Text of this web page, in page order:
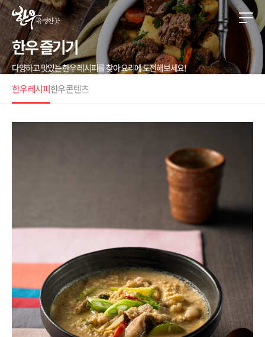
한우 즐기기
다양하고 맛있는 한우 레시피를 찾아 요리에 도전해보세요!
한우 레시피한우 콘텐츠